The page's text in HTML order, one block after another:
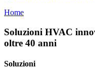
Home
Soluzioni HVAC
oltre 40 anni
Soluzioni